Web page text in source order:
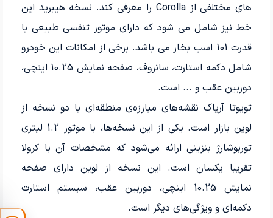
های مختلفی از Corolla را معرفی کند. نسخه هیبرید این
خط نیز شامل می شود که دارای موتور تنفسی طبیعی با
قدرت 101 اسب بخار می باشد. برخی از امکانات این خودرو
شامل دکمه استارت، سانروف، صفحه نمایش 10.25 اینچی،
دوربین عقب و ... است.
تویوتا آریاک نقشه‌های مبارزه‌ی منطقه‌ای با دو نسخه از
لوین بازار است. یکی از این نسخه‌ها، با موتور 1.2 لیتری
توربوشارژ بنزینی ارائه می‌شود که مشخصات آن با کرولا
تقریبا یکسان است. این نسخه از لوین دارای صفحه
نمایش 10.25 اینچی، دوربین عقب، سیستم استارت
دکمه‌ای و ویژگی‌های دیگر است.